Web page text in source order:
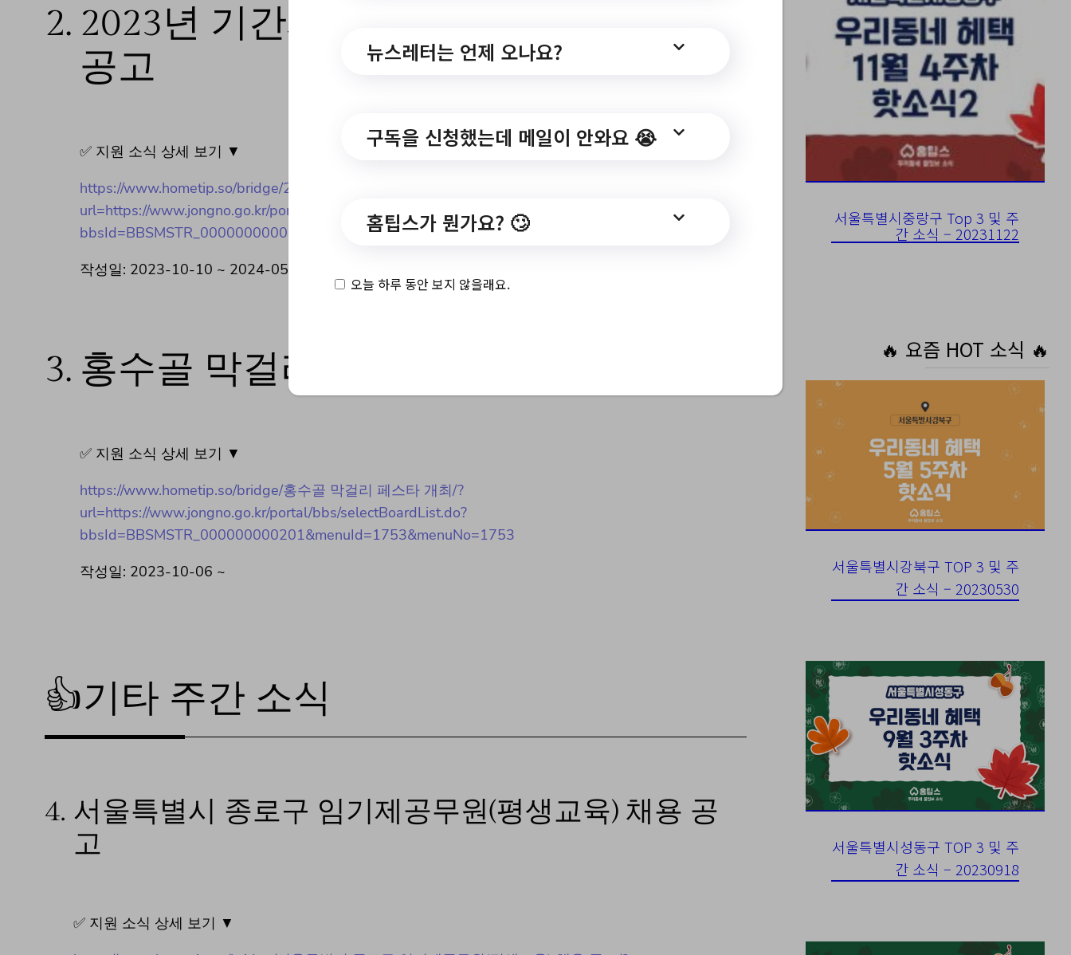
2. 2023년 기간제 결핵전담관리인력 채용
공고
✅ 지원 소식 상세 보기 ▼
https://www.hometip.so/bridge/2023년 기간제 결핵전담관리인력 채용 공고/?
url=https://www.jongno.go.kr/portal/bbs/selectBoardList.do?
bbsId=BBSMSTR_000000000026&menuNo=400510&menuId=400510
작성일: 2023-10-10 ~ 2024-05-23
3. 홍수골 막걸리 페스타 개최
✅ 지원 소식 상세 보기 ▼
https://www.hometip.so/bridge/홍수골 막걸리 페스타 개최/?
url=https://www.jongno.go.kr/portal/bbs/selectBoardList.do?
bbsId=BBSMSTR_000000000201&menuId=1753&menuNo=1753
작성일: 2023-10-06 ~
👍기타 주간 소식
4. 서울특별시 종로구 임기제공무원(평생교육) 채용 공
고
✅ 지원 소식 상세 보기 ▼
서울특별시중랑구 Top 3 및 주
간 소식 – 20231122
🔥 요즘 HOT 소식 🔥
서울특별시강북구 TOP 3 및 주
간 소식 – 20230530
서울특별시성동구 TOP 3 및 주
간 소식 – 20230918
뉴스레터는 언제 오나요?
구독을 신청했는데 메일이 안와요 😭
홈팁스가 뭔가요? 🙄
오늘 하루 동안 보지 않을래요.